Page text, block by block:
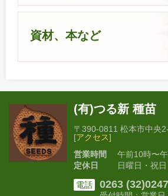
資材、本など
(有)つる新 種苗
〒390-0811 松本市中央
[アクセス]
営業時間
午前10時〜
定休日
日曜日・祝日
電話 0263 (32)0247